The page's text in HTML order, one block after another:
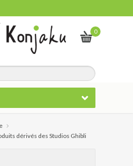
0
dérivés des Studios Ghibli